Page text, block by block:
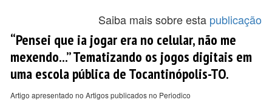
Saiba mais sobre esta publicação
“Pensei que ia jogar era no celular, não me
mexendo...” Tematizando os jogos digitais em
uma escola pública de Tocantinópolis-TO.
Artigo apresentado no Artigos publicados no Periodico